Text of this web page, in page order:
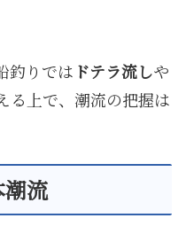
釣りでは ドテラ流しや
る上で、潮流の把握は
流